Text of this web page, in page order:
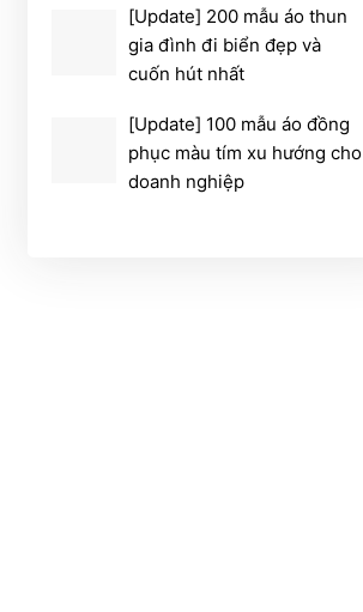
[Update] 200 mẫu áo thun
gia đình đi biển đẹp và
cuốn hút nhất
[Update] 100 mẫu áo đồng
phục màu tím xu hướng cho
doanh nghiệp